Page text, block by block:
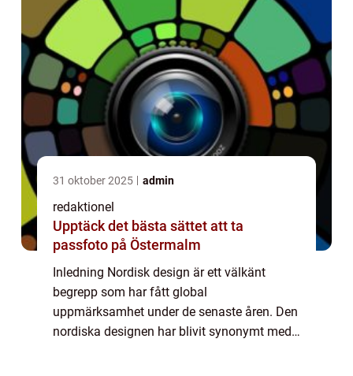
31 oktober 2025 admin
redaktionel
Upptäck det bästa sättet att ta
passfoto på Östermalm
Inledning Nordisk design är ett välkänt
begrepp som har fått global
uppmärksamhet under de senaste åren. Den
nordiska designen har blivit synonymt med